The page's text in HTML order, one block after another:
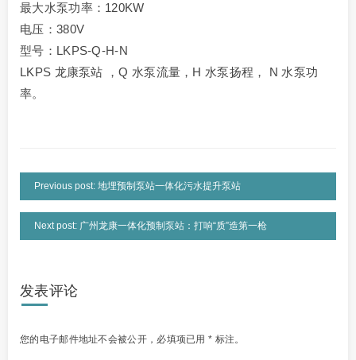
最大水泵功率：120KW
电压：380V
型号：LKPS-Q-H-N
LKPS 龙康泵站 ，Q 水泵流量，H 水泵扬程， N 水泵功
率。
Previous post: 地埋预制泵站一体化污水提升泵站
Next post: 广州龙康一体化预制泵站：打响“质”造第一枪
发表评论
您的电子邮件地址不会被公开， 必填项已用* 标注。